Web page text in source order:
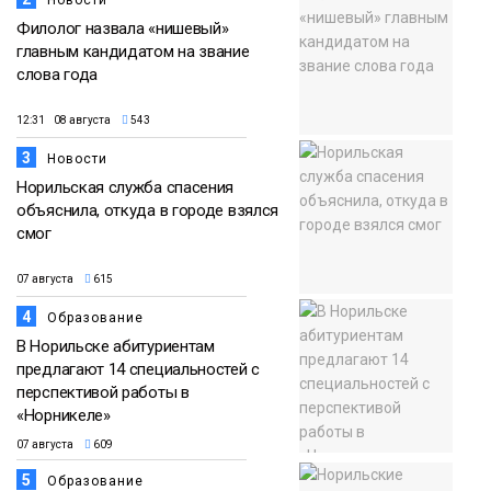
Филолог назвала «нишевый»
главным кандидатом на звание
слова года
12:31 08 августа 543
3 Новости
Норильская служба спасения
объяснила, откуда в городе взялся
смог
07 августа 615
4 Образование
В Норильске абитуриентам
предлагают 14 специальностей с
перспективой работы в
«Норникеле»
07 августа 609
5 Образование